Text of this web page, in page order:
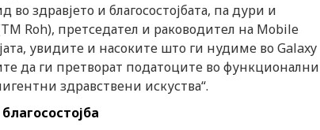
здравјето и благосостојбата, па дури и
Roh), претседател и раководител на Mobile
увидите и насоките што ги нудиме во Galaxy
да ги претворат податоците во функционални
здравствени искуства“.